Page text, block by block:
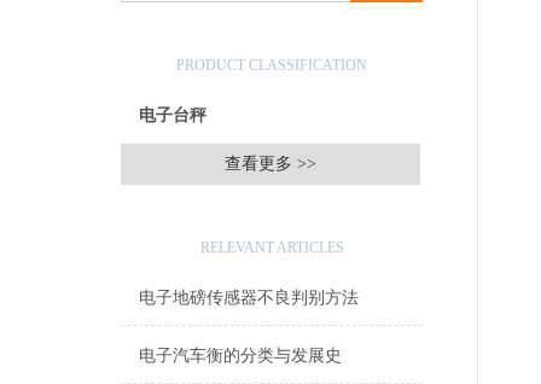
PRODUCT CLASSIFICATION
电子台秤
查看更多 >>
RELEVANT ARTICLES
电子地磅传感器不良判别方法
电子汽车衡的分类与发展史